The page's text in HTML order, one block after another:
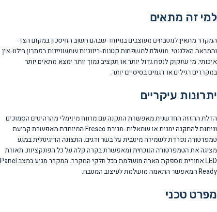
למי זה מתאים
המקרר מתאין למטבחים מעוצבים במיוחד שבהם חשוב החיסכון במקום הצד
והמראה האלגנטי. מושלם למשפחות קטנות-בינוניות שמעוניינות בפתרון בילט-אין
איכותי. מי שזקוק לנפח גדול יותר או תקציב נמוך יותר ימצא מתאים יותר
במקררים רגילים או דגמים בסיסיים יותר.
יתרונות עיקריים
הדלת ההזזה החדשנית מאפשרת התקנה עם מרווח מינימלי מהרהיטים הסמוכים
וניתנת להתקנה ימנית או שמאלית. מגירת Fresco המיוחדת מאפשרת קביעת
טמפרטורה נפרדת לשמירה מיטבית על בשר ודגים. התצוגה הדיגיטלית במגע
מציגה את הטמפרטורה הנוכחית ומאפשרת בקרה קלה על כל הפונקציות. תאורת
LED אחורית מספקת הארה מושלמת בכל חלקי המקרר. המקרר מגיע במצב Panel
Ready המאפשר התאמה מושלמת לעיצוב המטבח.
מפרט טכני